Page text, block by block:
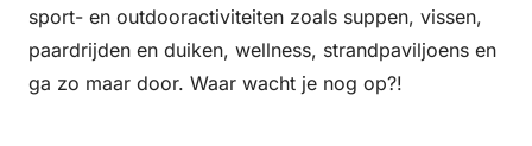
sport- en outdooractiviteiten zoals suppen, vissen,
paardrijden en duiken, wellness, strandpa­viljoens en
ga zo maar door. Waar wacht je nog op?!